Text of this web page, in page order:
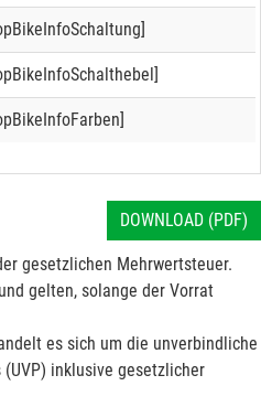
DOWNLOAD (PDF)
gesetzlichen Mehrwertsteuer.
gelten, solange der Vorrat
es sich um die unverbindliche
inklusive gesetzlicher